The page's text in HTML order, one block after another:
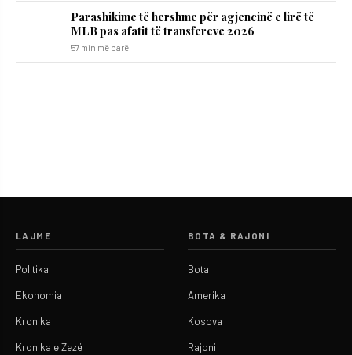
Parashikime të hershme për agjencinë e lirë të
MLB pas afatit të transfereve 2026
57 min më parë
LAJME
Politika
Ekonomia
Kronika
Kronika e Zezë
BOTA & RAJONI
Bota
Amerika
Kosova
Rajoni